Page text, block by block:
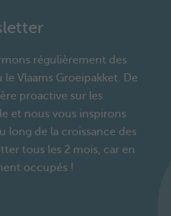
régulièrement des
Vlaams Groeipakket. De
proactive sur les
et nous vous inspirons
long de la croissance des
tous les 2 mois, car en
occupés !